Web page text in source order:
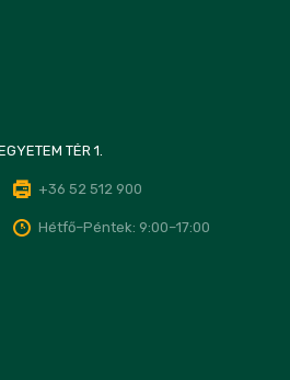
TÉR 1.
+36 52 512 900
Hétfő–Péntek: 9:00–17:00